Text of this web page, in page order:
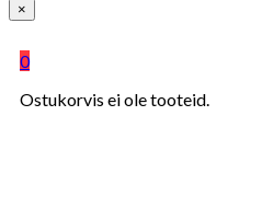
×
0
Ostukorvis ei ole tooteid.